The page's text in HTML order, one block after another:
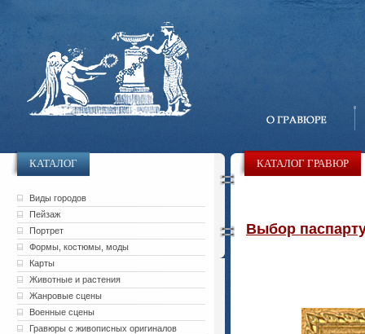
КАТАЛОГ
Виды городов
Пейзаж
Портрет
Формы, костюмы, моды
Карты
Животные и растения
Жанровые сцены
Военные сцены
Гравюры с живописных оригиналов
КАТАЛОГ ГРАВЮР
Выбор